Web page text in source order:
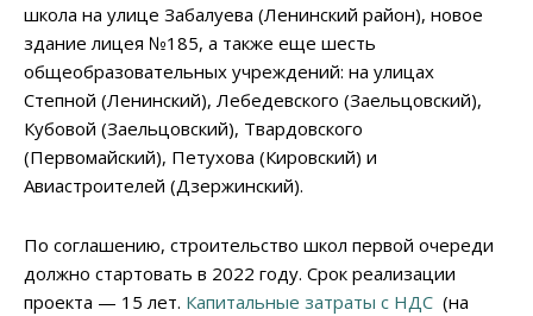
школа на улице Забалуева (Ленинский район), новое
здание лицея №185, а также еще шесть
общеобразовательных учреждений: на улицах
Степной (Ленинский), Лебедевского (Заельцовский),
Кубовой (Заельцовский), Твардовского
(Первомайский), Петухова (Кировский) и
Авиастроителей (Дзержинский).
По соглашению, строительство школ первой очереди
должно стартовать в 2022 году. Срок реализации
проекта — 15 лет. Капитальные затраты с НДС (на